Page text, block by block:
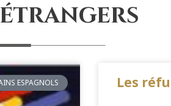
étrangers
ESPAGNOLS Les